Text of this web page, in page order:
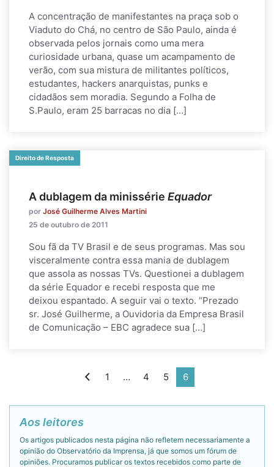
A concentração de manifestantes na praça sob o
Viaduto do Chá, no centro de São Paulo, ainda é
observada pelos jornais como uma mera
curiosidade urbana, quase um acampamento de
verão, com sua mistura de militantes políticos,
estudantes, hackers anarquistas, punks e
cidadãos sem moradia. Segundo a Folha de
S.Paulo, eram 25 barracas no dia […]
Direito de Resposta
A dublagem da minissérie Equador
por José Guilherme Alves Martini
25 de outubro de 2011
Sou fã da TV Brasil e de seus programas. Mas sou
visceralmente contra essa mania de dublagem
que assola as nossas TVs. Questionei a dublagem
da série Equador e recebi resposta que me
deixou espantado. A seguir vai o texto. “Prezado
sr. José Guilherme, a Ouvidoria da Empresa Brasil
de Comunicação – EBC agradece sua […]
1 … 4 5 6
Aos leitores
Os artigos publicados nesta página não refletem necessariamente a
opinião do Observatório da Imprensa, já que somos um fórum de
opiniões. Procuramos publicar os textos recebidos como parte de